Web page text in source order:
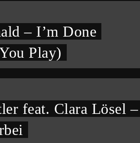
– I’m Done
Play)
feat. Clara Lösel –